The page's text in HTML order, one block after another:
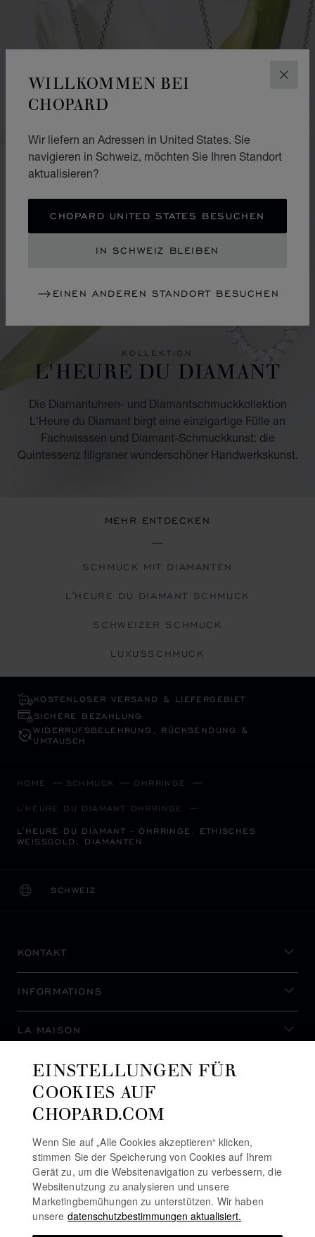
WILLKOMMEN BEI
CHOPARD
Wir liefern an Adressen in United States. Sie
navigieren in Schweiz, möchten Sie Ihren Standort
aktualisieren?
CHOPARD UNITED STATES BESUCHEN
IN SCHWEIZ BLEIBEN
EINEN ANDEREN STANDORT BESUCHEN
KOLLEKTION
L'HEURE DU DIAMANT
Die Diamantuhren- und Diamantschmuckkollektion
L'Heure du Diamant birgt eine einzigartige Fülle an
Fachwisssen und Diamant-Schmuckkunst: die
Quintessenz filigraner wunderschöner Handwerkskunst.
MEHR ENTDECKEN
SCHMUCK MIT DIAMANTEN
L'HEURE DU DIAMANT SCHMUCK
SCHWEIZER SCHMUCK
LUXUSSCHMUCK
KOSTENLOSER VERSAND & LIEFERGEBIET
SICHERE BEZAHLUNG
WIDERRUFS­BELEHRUNG, RÜCKSENDUNG &
UMTAUSCH
HOME SCHMUCK OHRRINGE
L'HEURE DU DIAMANT OHRRINGE
L'HEURE DU DIAMANT - OHRRINGE, ETHISCHES
WEISSGOLD, DIAMANTEN
SCHWEIZ
LOKALISIERUNG (LAND ÄNDERN)
LAND ÄNDERN
KONTAKT
INFORMATIONS
LA MAISON
AUF DEM LAUFENDEN BLEIBEN
NEWSLETTER ABONNIEREN
EINSTELLUNGEN FÜR
COOKIES AUF
CHOPARD.COM
Wenn Sie auf „Alle Cookies akzeptieren“ klicken,
stimmen Sie der Speicherung von Cookies auf Ihrem
Gerät zu, um die Websitenavigation zu verbessern, die
Websitenutzung zu analysieren und unsere
Marketingbemühungen zu unterstützen. Wir haben
unsere datenschutzbestimmungen aktualisiert.